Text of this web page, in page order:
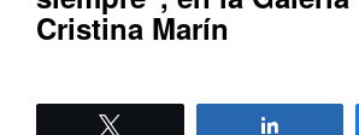
Cristina Marín